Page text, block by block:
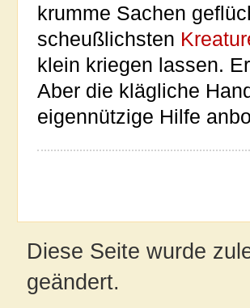
krumme Sachen
scheußlichsten
klein kriegen lassen.
Aber die klägliche
eigennützige Hilfe
Diese Seite wurde
geändert.